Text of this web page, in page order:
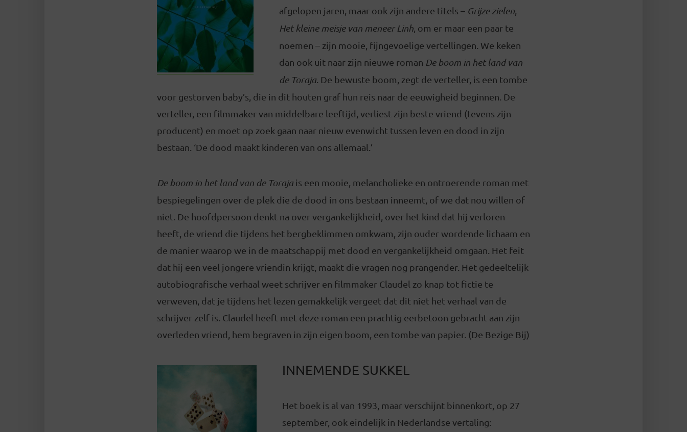
afgelopen jaren, maar ook zijn andere titels – Grijze zielen,
Het kleine meisje van meneer Linh, om er maar een paar te
noemen – zijn mooie, fijngevoelige vertellingen. We keken
dan ook uit naar zijn nieuwe roman De boom in het land van
de Toraja. De bewuste boom, zegt de verteller, is een tombe
voor gestorven baby’s, die in dit houten graf hun reis naar de eeuwigheid beginnen. De
verteller, een filmmaker van middelbare leeftijd, verliest zijn beste vriend (tevens zijn
producent) en moet op zoek gaan naar nieuw evenwicht tussen leven en dood in zijn
bestaan. ‘De dood maakt kinderen van ons allemaal.’
De boom in het land van de Toraja is een mooie, melancholieke en ontroerende roman met
bespiegelingen over de plek die de dood in ons bestaan inneemt, of we dat nou willen of
niet. De hoofdpersoon denkt na over vergankelijkheid, over het kind dat hij verloren
heeft, de vriend die tijdens het bergbeklimmen omkwam, zijn ouder wordende lichaam en
de manier waarop we in de maatschappij met dood en vergankelijkheid omgaan. Het feit
dat hij een veel jongere vriendin krijgt, maakt die vragen nog prangender. Het gedeeltelijk
autobiografische verhaal weet schrijver en filmmaker Claudel zo knap tot fictie te
verweven, dat je tijdens het lezen gemakkelijk vergeet dat dit niet het verhaal van de
schrijver zelf is. Claudel heeft met deze roman een prachtig eerbetoon gebracht aan zijn
overleden vriend, hem begraven in zijn eigen boom, een tombe van papier. (De Bezige Bij)
INNEMENDE SUKKEL
Het boek is al van 1993, maar verschijnt binnenkort, op 27
september, ook eindelijk in Nederlandse vertaling: